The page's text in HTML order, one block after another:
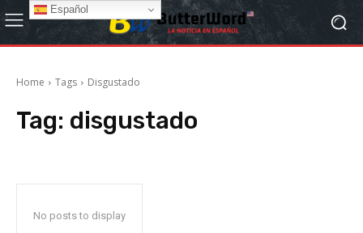
Home Tags Disgustado
Tag: disgustado
No posts to display
Español